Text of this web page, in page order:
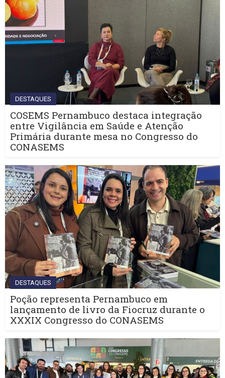
DESTAQUES
COSEMS Pernambuco destaca integração
entre Vigilância em Saúde e Atenção
Primária durante mesa no Congresso do
CONASEMS
DESTAQUES
Poção representa Pernambuco em
lançamento de livro da Fiocruz durante o
XXXIX Congresso do CONASEMS